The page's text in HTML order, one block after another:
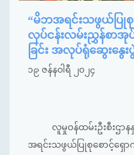
“မိဘအရင်းသဖွယ်ပြုစု
လုပ်ငန်းလမ်းညွှန်စာအု
ခြင်း အလုပ်ရုံဆွေးနွေး
၁၉ ဇန်နဝါရီ ၂၀၂၄
လူမှုဝန်ထမ်းဦးစီးဌာနနှ
အရင်းသဖွယ်ပြုစုစောင့်ရှ